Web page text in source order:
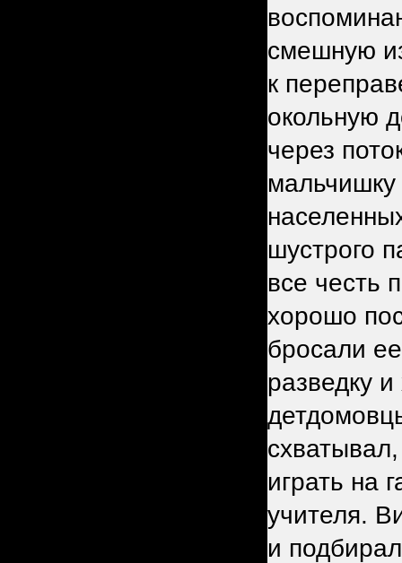
смешную
к
окольную
через
шустрого
все честь
хорошо
бросали
разведку
играть на
учителя.
и